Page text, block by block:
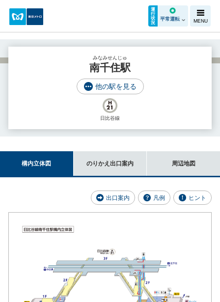
運
行
状
況
平常運転 MENU
みなみせんじゅ
南千住駅
他の駅を見る
日比谷線
構内立体図 のりかえ出口案内 周辺地図
出口案内 凡例 ヒント